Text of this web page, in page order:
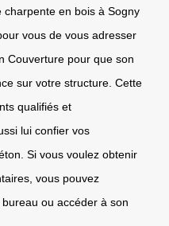
en bois à Sogny
vous de vous adresser
Couverture pour que son
sur votre structure. Cette
qualifiés et
lui confier vos
Si vous voulez obtenir
vous pouvez
ou accéder à son